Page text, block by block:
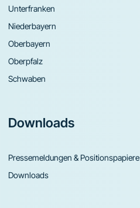
Unterfranken
Niederbayern
Oberbayern
Oberpfalz
Schwaben
Downloads
Pressemeldungen & Positionspapiere
Downloads